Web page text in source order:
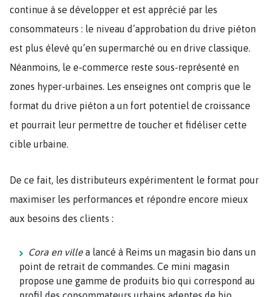
continue à se développer et est apprécié par les
consommateurs : le niveau d’approbation du drive piéton
est plus élevé qu’en supermarché ou en drive classique.
Néanmoins, le e-commerce reste sous-représenté en
zones hyper-urbaines. Les enseignes ont compris que le
format du drive piéton a un fort potentiel de croissance
et pourrait leur permettre de toucher et fidéliser cette
cible urbaine.
De ce fait, les distributeurs expérimentent le format pour
maximiser les performances et répondre encore mieux
aux besoins des clients :
Cora en villea lancé à Reims un magasin bio dans un
point de retrait de commandes. Ce mini magasin
propose une gamme de produits bio qui correspond au